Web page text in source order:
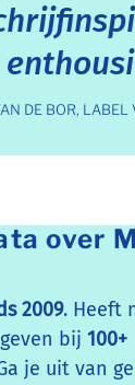
DE BOR, LABEL
over
2009. Heeft
bij 100+
je uit van